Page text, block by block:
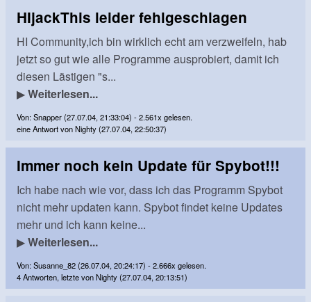
HIjackThis leider fehlgeschlagen
HI Community,ich bin wirklich echt am verzweifeln, hab
jetzt so gut wie alle Programme ausprobiert, damit ich
diesen Lästigen "s...
▶Weiterlesen...
Von: Snapper (27.07.04, 21:33:04) - 2.561x gelesen.
eine Antwort von Nighty (27.07.04, 22:50:37)
Immer noch kein Update für Spybot!!!
Ich habe nach wie vor, dass ich das Programm Spybot
nicht mehr updaten kann. Spybot findet keine Updates
mehr und ich kann keine...
▶Weiterlesen...
Von: Susanne_82 (26.07.04, 20:24:17) - 2.666x gelesen.
4 Antworten, letzte von Nighty (27.07.04, 20:13:51)